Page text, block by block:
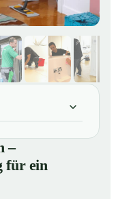
–
für ein